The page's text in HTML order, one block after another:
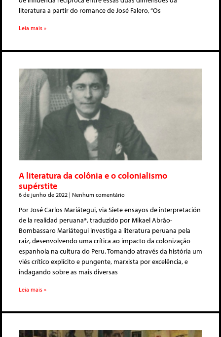
literatura a partir do romance de José Falero, “Os
Leia mais »
A literatura da colônia e o colonialismo
supérstite
6 de junho de 2022 Nenhum comentário
Por José Carlos Mariátegui, via Siete ensayos de interpretación
de la realidad peruana*, traduzido por Mikael Abrão-
Bombassaro Mariátegui investiga a literatura peruana pela
raiz, desenvolvendo uma crítica ao impacto da colonização
espanhola na cultura do Peru. Tomando através da história um
viés crítico explícito e pungente, marxista por excelência, e
indagando sobre as mais diversas
Leia mais »